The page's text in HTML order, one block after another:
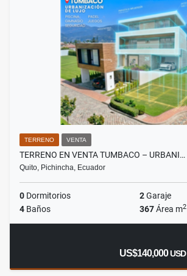
TERRENO VENTA
TERRENO EN VENTA TUMBACO – URBANI…
Quito, Pichincha, Ecuador
0 Dormitorios 2Garaje
4 Baños 367Área m2
US$140,000USD